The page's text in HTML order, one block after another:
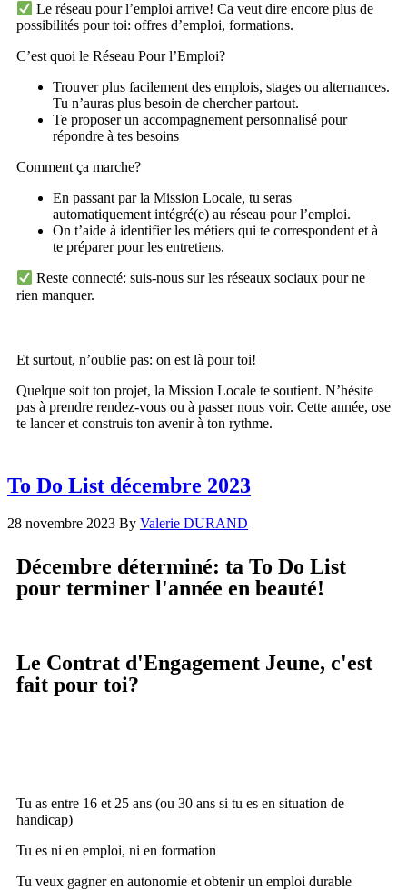
Le réseau pour l’emploi arrive! Ca veut dire encore plus de
possibilités pour toi: offres d’emploi, formations.
C’est quoi le Réseau Pour l’Emploi?
Trouver plus facilement des emplois, stages ou alternances.
Tu n’auras plus besoin de chercher partout.
Te proposer un accompagnement personnalisé pour
répondre à tes besoins
Comment ça marche?
En passant par la Mission Locale, tu seras
automatiquement intégré(e) au réseau pour l’emploi.
On t’aide à identifier les métiers qui te correspondent et à
te préparer pour les entretiens.
Reste connecté: suis-nous sur les réseaux sociaux pour ne
rien manquer.
Et surtout, n’oublie pas: on est là pour toi!
Quelque soit ton projet, la Mission Locale te soutient. N’hésite
pas à prendre rendez-vous ou à passer nous voir. Cette année, ose
te lancer et construis ton avenir à ton rythme.
To Do List décembre 2023
28 novembre 2023 By Valerie DURAND
Décembre déterminé: ta To Do List
pour terminer l'année en beauté!
Le Contrat d'Engagement Jeune, c'est
fait pour toi?
Tu as entre 16 et 25 ans (ou 30 ans si tu es en situation de
handicap)
Tu es ni en emploi, ni en formation
Tu veux gagner en autonomie et obtenir un emploi durable